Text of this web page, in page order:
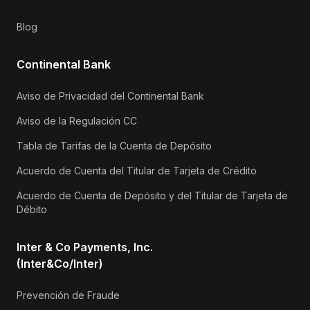
Blog
Continental Bank
Aviso de Privacidad del Continental Bank
Aviso de la Regulación CC
Tabla de Tarifas de la Cuenta de Depósito
Acuerdo de Cuenta del Titular de Tarjeta de Crédito
Acuerdo de Cuenta de Depósito y del Titular de Tarjeta de
Débito
Inter & Co Payments, Inc.
(Inter&Co/Inter)
Prevención de Fraude